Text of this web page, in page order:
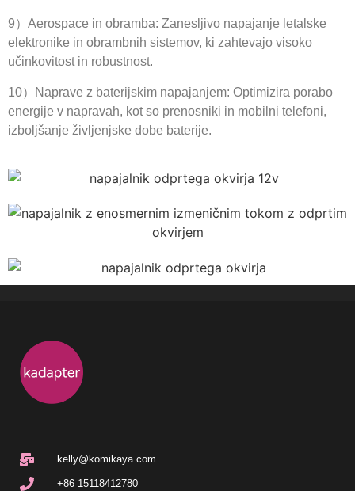
9）Aerospace in obramba: Zanesljivo napajanje letalske
elektronike in obrambnih sistemov, ki zahtevajo visoko
učinkovitost in robustnost.
10）Naprave z baterijskim napajanjem: Optimizira porabo
energije v napravah, kot so prenosniki in mobilni telefoni,
izboljšanje življenjske dobe baterije.
kelly@komikaya.com
+86 15118412780